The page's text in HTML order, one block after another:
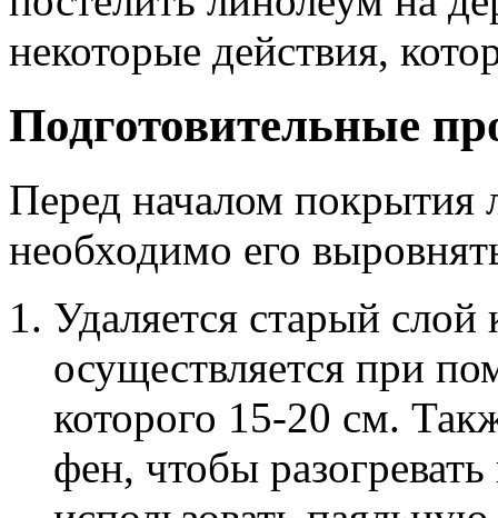
некоторые действия,
Подготовительные
Перед началом покрытия
необходимо его
Удаляется старый слой
осуществляется при
которого 15-20 см.
фен, чтобы